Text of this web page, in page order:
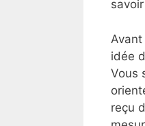
idée
Vous
reçu